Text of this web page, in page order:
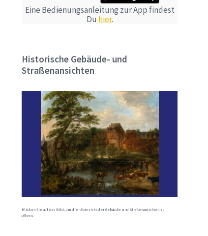
Eine Bedienungsanleitung zur App findest
Du hier.
Historische Gebäude- und
Straßenansichten
Klicken Sie auf das Bild, um die Übersicht der Gebäude- und Straßenansichten zu
öffnen.